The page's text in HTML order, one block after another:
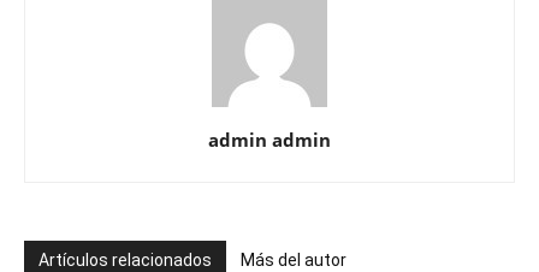
admin admin
Artículos relacionados Más del autor